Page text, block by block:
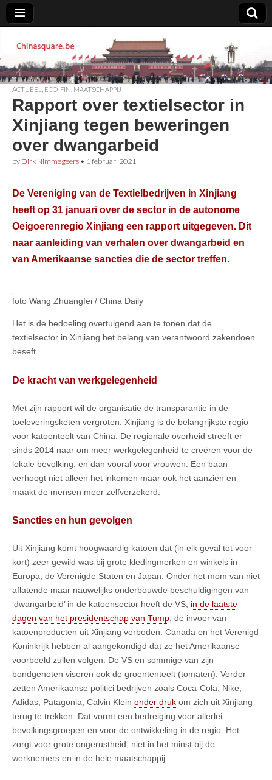
Chinasquare.be
ACTUEEL ECO-FIN MAATSCHAPPIJ
Rapport over textielsector in
Xinjiang tegen beweringen
over dwangarbeid
by Dirk Nimmegeers • 1 februari 2021
De Vereniging van de Textielbedrijven in Xinjiang
heeft op 31 januari over de sector in de autonome
Oeigoerenregio Xinjiang een rapport uitgegeven. Dit
naar aanleiding van verhalen over dwangarbeid en
van Amerikaanse sancties die de sector treffen.
foto Wang Zhuangfei / China Daily
Het is de bedoeling overtuigend aan te tonen dat de
textielsector in Xinjiang het belang van verantwoord zakendoen
beseft.
De kracht van werkgelegenheid
Met zijn rapport wil de organisatie de transparantie in de
toeleveringsketen vergroten. Xinjiang is de belangrijkste regio
voor katoenteelt van China. De regionale overheid streeft er
sinds 2014 naar om meer werkgelegenheid te creëren voor de
lokale bevolking, en dan vooral voor vrouwen. Een baan
verhoogt niet alleen het inkomen maar ook het aanzien en
maakt de mensen meer zelfverzekerd.
Sancties en hun gevolgen
Uit Xinjiang komt hoogwaardig katoen dat (in elk geval tot voor
kort) zeer gewild was bij grote kledingmerken en winkels in
Europa, de Verenigde Staten en Japan. Onder het mom van niet
aflatende maar nauwelijks onderbouwde beschuldigingen van
‘dwangarbeid’ in de katoensector heeft de VS, in de laatste
dagen van het presidentschap van Tump, de invoer van
katoenproducten uit Xinjiang verboden. Canada en het Verenigd
Koninkrijk hebben al aangekondigd dat ze het Amerikaanse
voorbeeld zullen volgen. De VS en sommige van zijn
bondgenoten viseren ook de groententeelt (tomaten). Verder
zetten Amerikaanse politici bedrijven zoals Coca-Cola, Nike,
Adidas, Patagonia, Calvin Klein onder druk om zich uit Xinjiang
terug te trekken. Dat vormt een bedreiging voor allerlei
bevolkingsgroepen en voor de ontwikkeling in de regio. Het
zorgt voor grote ongerustheid, niet in het minst bij de
werknemers en in de hele maatschappij.